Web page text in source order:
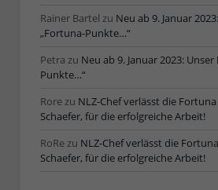
Rainer Bartel zu Neu ab 9. Januar
„Fortuna-Punkte…“
Petra zu Neu ab 9. Januar 2023:
Punkte…“
Rorezu NLZ-Chef verlässt die
Schaefer, für die erfolgreiche Arbeit!
RoRezu NLZ-Chef verlässt die
Schaefer, für die erfolgreiche Arbeit!